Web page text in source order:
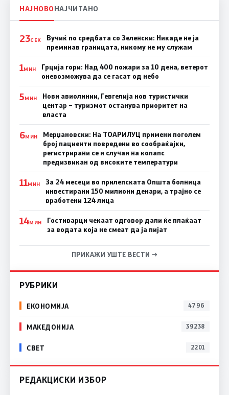
НАЈНОВОНАЈЧИТАНО
23СЕК
Вучиќ по средбата со Зеленски: Никаде не ја
преминав границата, никому не му служам
1МИН
Грција гори: Над 400 пожари за 10 дена, ветерот
оневозможува да се гасат од небо
5МИН
Нови авиолинии, Гевгелија нов туристички
центар – туризмот останува приоритет на
власта
6МИН
Мерџановски: На ТОАРИЛУЦ примени поголем
број пациенти повредени во сообраќајки,
регистрирани се и случаи на колапс
предизвикан од високите температури
11МИН
За 24 месеци во прилепската Општа болница
инвестирани 150 милиони денари, а трајно се
вработени 124 лица
14МИН
Гостиварци чекаат одговор дали ќе плаќаат
за водата која не смеат да ја пијат
ПРИКАЖИ УШТЕ ВЕСТИ →
РУБРИКИ
ЕКОНОМИЈА 4796
МАКЕДОНИЈА 39238
СВЕТ 2201
РЕДАКЦИСКИ ИЗБОР